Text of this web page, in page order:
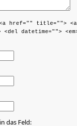
href="" title="">
<del datetime="">
das Feld: